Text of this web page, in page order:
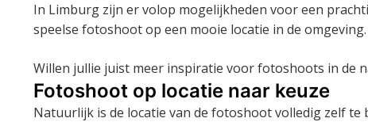
In Limburg zijn er volop mogelijkheden voor een
speelse fotoshoot op een mooie locatie in de
Willen jullie juist meer inspiratie voor fotoshoots in de
Fotoshoot op locatie naar keuze
Natuurlijk is de locatie van de fotoshoot volledig zelf